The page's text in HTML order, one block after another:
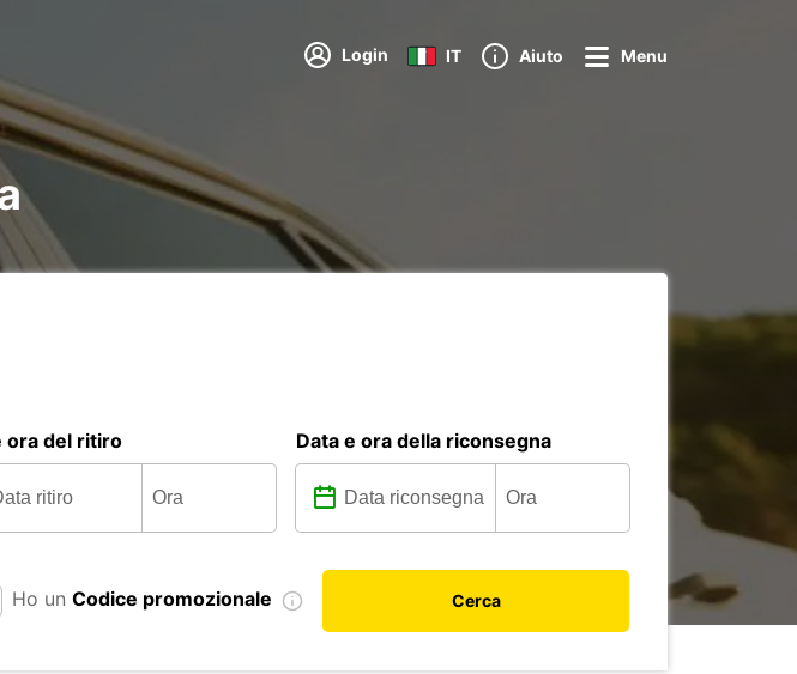
Login IT Aiuto Menu
ora del ritiro Data e ora della riconsegna
Ho un Codice promozionale Cerca